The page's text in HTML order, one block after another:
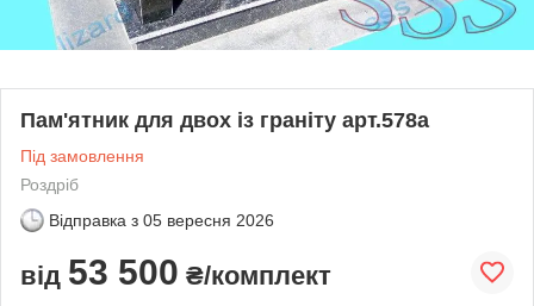
Пам'ятник для двох із граніту арт.578а
Під замовлення
Роздріб
Відправка з 05 вересня 2026
від 53 500 ₴/комплект